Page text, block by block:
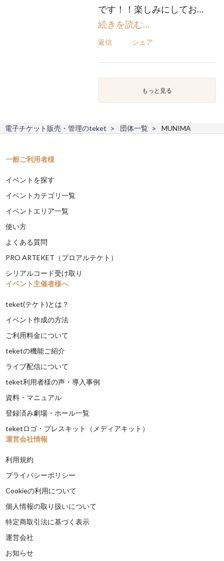
です！！楽しみにしてお…
続きを読む…
返信 シェア
もっと見る
電子チケット販売・管理のteket 団体一覧 MUNIMA
一般ご利用者様
イベントを探す
イベントカテゴリ一覧
イベントエリア一覧
使い方
よくある質問
PRO ARTEKET（プロアルテケト）
シリアルコード受け取り
イベント主催者様へ
teket(テケト)とは？
イベント作成の方法
ご利用料金について
teketの機能ご紹介
ライブ配信について
teket利用者様の声・導入事例
資料・マニュアル
登録済み劇場・ホール一覧
teketロゴ・プレスキット（メディアキット）
運営会社情報
利用規約
プライバシーポリシー
Cookieの利用について
個人情報の取り扱いについて
特定商取引法に基づく表示
運営会社
お知らせ